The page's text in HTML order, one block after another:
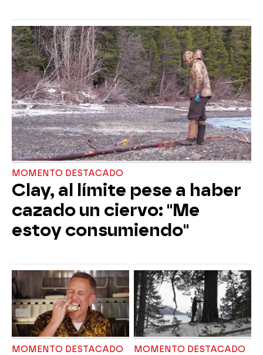
MOMENTO DESTACADO
Clay, al límite pese a haber
cazado un ciervo: "Me
estoy consumiendo"
MOMENTO DESTACADO MOMENTO DESTACADO